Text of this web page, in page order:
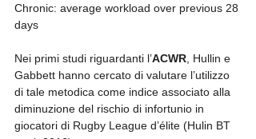
Chronic: average workload over previous 28
days
Nei primi studi riguardanti l’ACWR , Hullin e
Gabbett hanno cercato di valutare l’utilizzo
di tale metodica come indice associato alla
diminuzione del rischio di infortunio in
giocatori di Rugby League d’élite (Hulin BT